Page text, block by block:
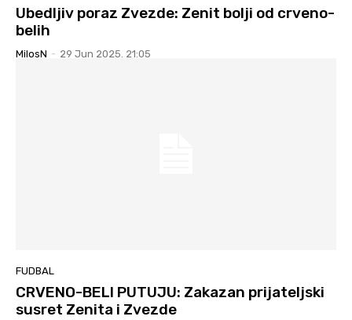
Ubedljiv poraz Zvezde: Zenit bolji od crveno-
belih
MilosN - 29 Jun 2025. 21:05
FUDBAL
CRVENO-BELI PUTUJU: Zakazan prijateljski
susret Zenita i Zvezde